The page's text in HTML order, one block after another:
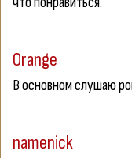
Orange
В основном слушаю
namenick